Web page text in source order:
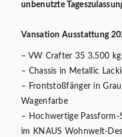
unbenutzte
Vansation Ausstattung
– VW Crafter 35 3.500
– Chassis in Metallic
– Frontstoßfänger in
Wagenfarbe
– Hochwertige Passform-
im KNAUS Wohnwelt-